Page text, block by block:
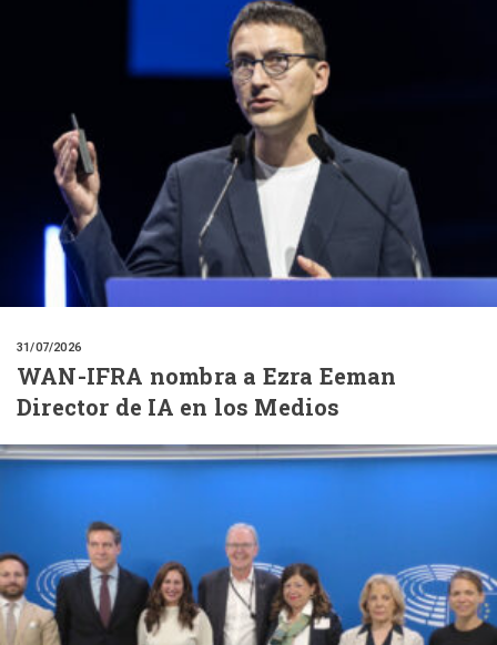
31/07/2026
WAN-IFRA nombra a Ezra Eeman
Director de IA en los Medios